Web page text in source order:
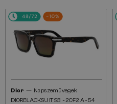
48/72 -10%
Dior — Napszemüvegek
DIORBLACKSUIT S3I - 20F2 A - 54